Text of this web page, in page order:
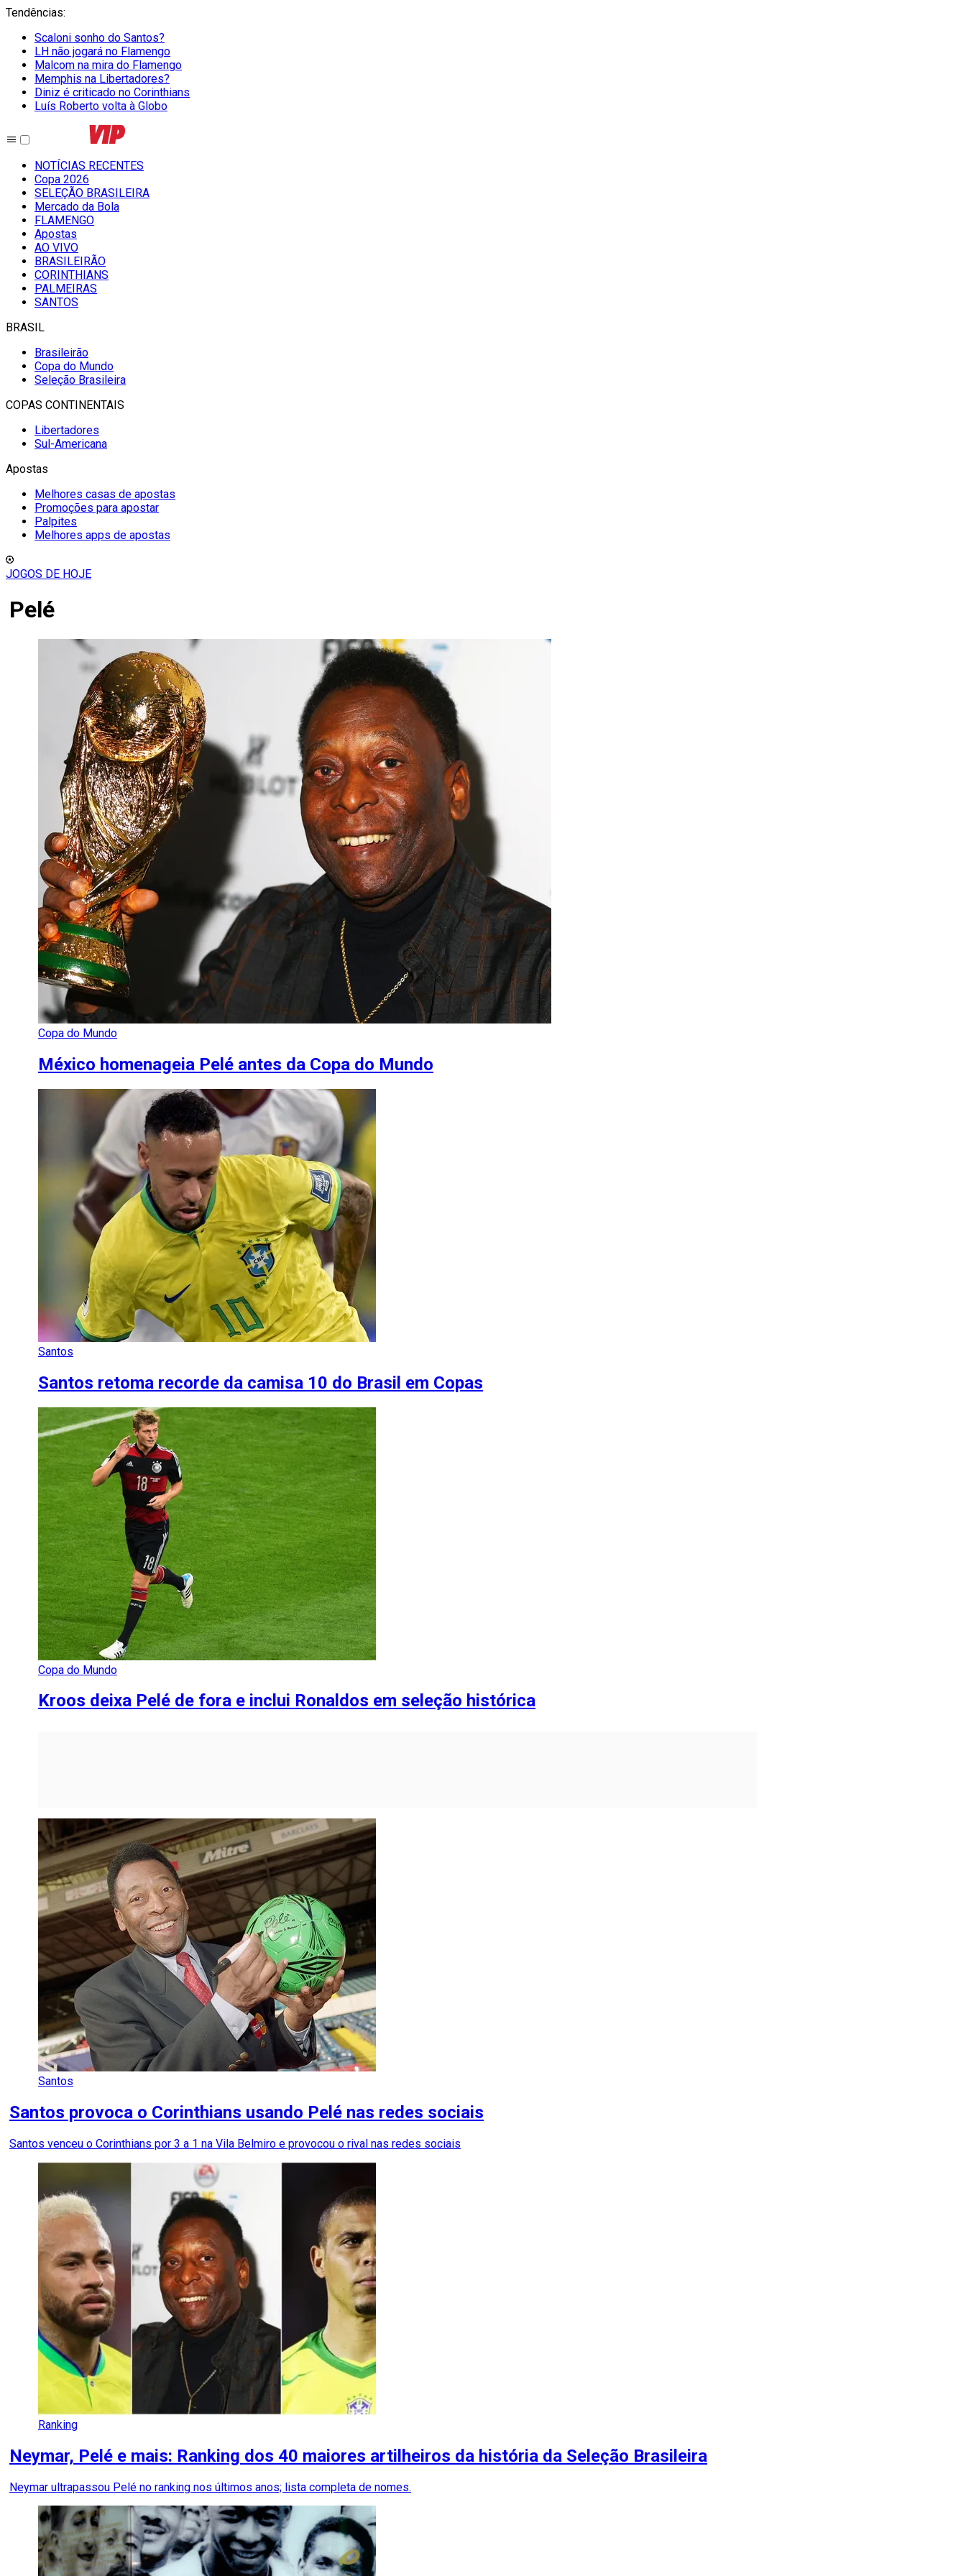
Tendências:
Scaloni sonho do Santos?
LH não jogará no Flamengo
Malcom na mira do Flamengo
Memphis na Libertadores?
Diniz é criticado no Corinthians
Luís Roberto volta à Globo
NOTÍCIAS RECENTES
Copa 2026
SELEÇÃO BRASILEIRA
Mercado da Bola
FLAMENGO
Apostas
AO VIVO
BRASILEIRÃO
CORINTHIANS
PALMEIRAS
SANTOS
BRASIL
Brasileirão
Copa do Mundo
Seleção Brasileira
COPAS CONTINENTAIS
Libertadores
Sul-Americana
Apostas
Melhores casas de apostas
Promoções para apostar
Palpites
Melhores apps de apostas
JOGOS DE HOJE
Pelé
Copa do Mundo
México homenageia Pelé antes da Copa do Mundo
Santos
Santos retoma recorde da camisa 10 do Brasil em Copas
Copa do Mundo
Kroos deixa Pelé de fora e inclui Ronaldos em seleção histórica
Santos
Santos provoca o Corinthians usando Pelé nas redes sociais
Santos venceu o Corinthians por 3 a 1 na Vila Belmiro e provocou o rival nas redes sociais
Ranking
Neymar, Pelé e mais: Ranking dos 40 maiores artilheiros da história da Seleção Brasileira
Neymar ultrapassou Pelé no ranking nos últimos anos; lista completa de nomes.